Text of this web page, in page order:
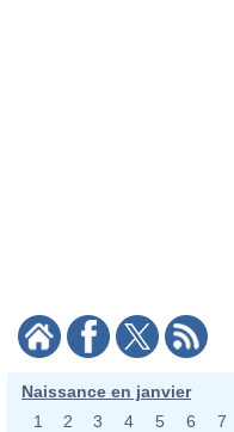
Naissance en janvier
1
2 3 4 5 6 7